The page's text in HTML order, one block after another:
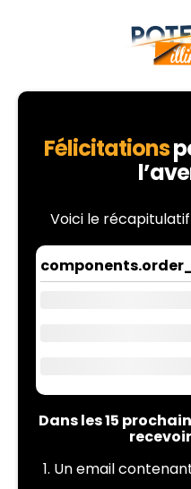
Félicitations
Voici le
Dans les 15
1. Un email